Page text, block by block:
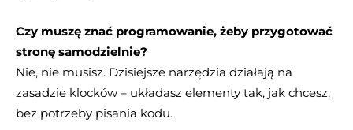
Czy muszę znać programowanie, żeby przygotować
stronę samodzielnie?
Nie, nie musisz. Dzisiejsze narzędzia działają na
zasadzie klocków – układasz elementy tak, jak chcesz,
bez potrzeby pisania kodu.